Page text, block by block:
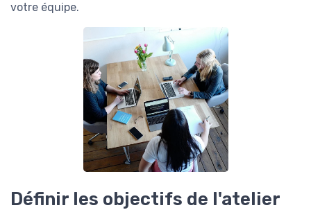
votre équipe.
Définir les objectifs de l'atelier